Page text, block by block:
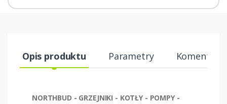
Opis produktu Parametry
NORTHBUD - GRZEJNIKI - KOTŁY - POMPY -